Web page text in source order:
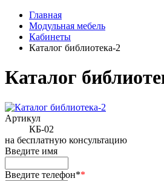
Главная
Модульная мебель
Кабинеты
Каталог библиотека-2
Каталог
Артикул
КБ-02
на бесплатную консультацию
Введите имя
Введите телефон**